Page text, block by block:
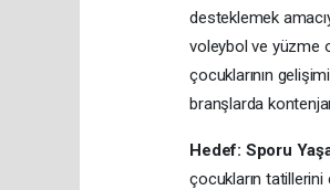
desteklemek
voleybol ve yüzme
çocuklarının
branşlarda
Hedef: Sporu
çocukların